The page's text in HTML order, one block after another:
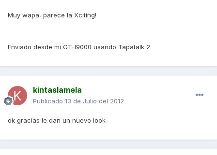
Muy wapa, parece la Xciting!
Enviado desde mi GT-I9000 usando Tapatalk 2
kintaslamela
Publicado 13 de Julio del 2012
ok gracias le dan un nuevo look